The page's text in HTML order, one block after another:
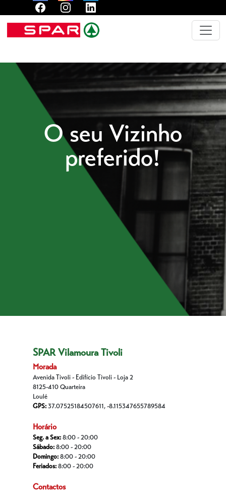
O seu Vizinho
preferido!
SPAR Vilamoura Tivoli
Morada
Avenida Tivoli - Edifício Tivoli - Loja 2
8125-410 Quarteira
Loulé
GPS: 37.07525184507611, -8.115347655789584
Horário
Seg. a Sex: 8:00 - 20:00
Sábado: 8:00 - 20:00
Domingo: 8:00 - 20:00
Feriados: 8:00 - 20:00
Contactos